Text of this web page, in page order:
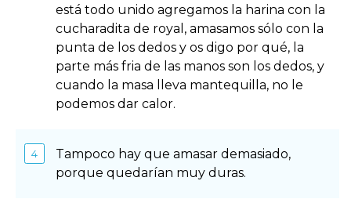
está todo unido agregamos la harina con la
cucharadita de royal, amasamos sólo con la
punta de los dedos y os digo por qué, la
parte más fria de las manos son los dedos, y
cuando la masa lleva mantequilla, no le
podemos dar calor.
Tampoco hay que amasar demasiado,
porque quedarían muy duras.